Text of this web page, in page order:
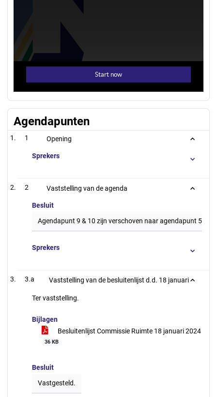
Agendapunten
1 Opening
Sprekers
2 Vaststelling van de agenda
Besluit
Agendapunt 9 & 10 zijn verschoven naar agendapunt 5a &
Sprekers
3.a Vaststelling van de besluitenlijst d.d. 18 januari
Ter vaststelling.
Bijlagen
Besluitenlijst Commissie Ruimte 18 januari 2024
36 KB
Besluit
Vastgesteld.